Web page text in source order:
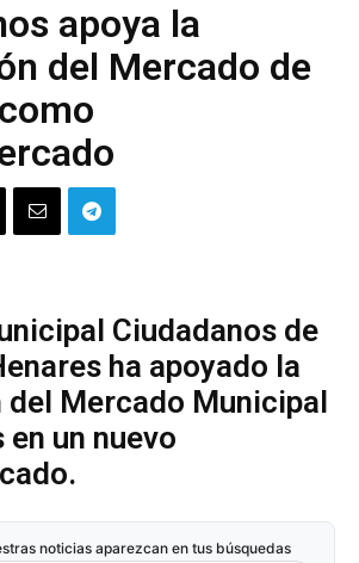
apoya la
del Mercado de
Ciudadanos de
ha apoyado la
del Mercado Municipal
un nuevo
noticias aparezcan en tus búsquedas